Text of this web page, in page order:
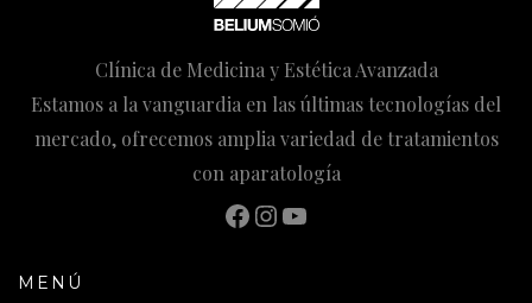
Clínica de Medicina y Estética Avanzada
Estamos a la vanguardia en las últimas tecnologías del
mercado, ofrecemos amplia variedad de tratamientos
con aparatología
Facebook
Instagram
YouTube
MENÚ